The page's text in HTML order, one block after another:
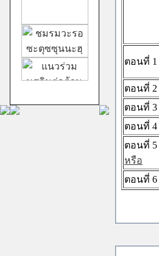
ม้าทรงศาลเจ้าสาม
ตอนที่ 1
ตอนที่ 2
ตอนที่ 3
ตอนที่ 4
ตอนที่ 5
หรือ
ตอนที่ 6